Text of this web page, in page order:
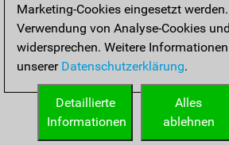
Startseite
Marketing-Cookies eingesetzt werden.
Verwendung von Analyse-Cookies
widersprechen. Weitere
unserer Datenschutzerklärung.
Alles
ablehnen
Detaillierte
Informationen